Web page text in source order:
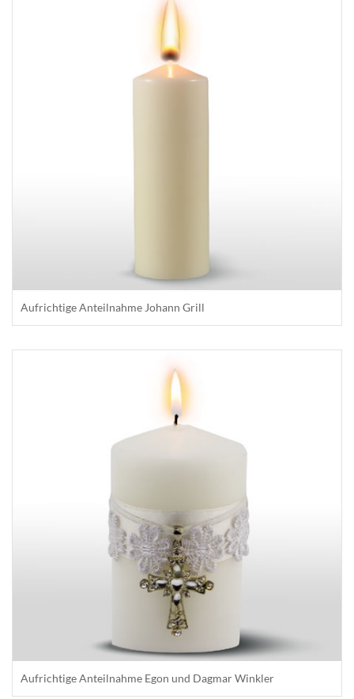
Aufrichtige Anteilnahme Johann Grill
Aufrichtige Anteilnahme Egon und Dagmar Winkler